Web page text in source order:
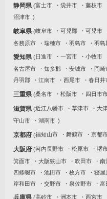
静岡県 富士市 袋井市 藤枝市
沼津市
岐阜県 岐阜市 可児郡 可児市
各務原市
瑞穂市 羽島市 羽島
愛知県 日進市 一宮市 小牧市
名古屋市
知多郡 安城市 岡崎
丹羽郡
江南市 西尾市 春日井
三重県 桑名市 松阪市 四日市
滋賀県 近江八幡市 草津市 大
守山市
湖南市
京都府 福知山市 舞鶴市 京都
大阪府 河内長野市 松原市 堺
箕面市
大阪狭山市 吹田市 南
四條畷市
池田市 枚方市 寝屋
岸和田市
交野市 泉佐野市 富
兵庫県 高砂市 洲本市 西宮市